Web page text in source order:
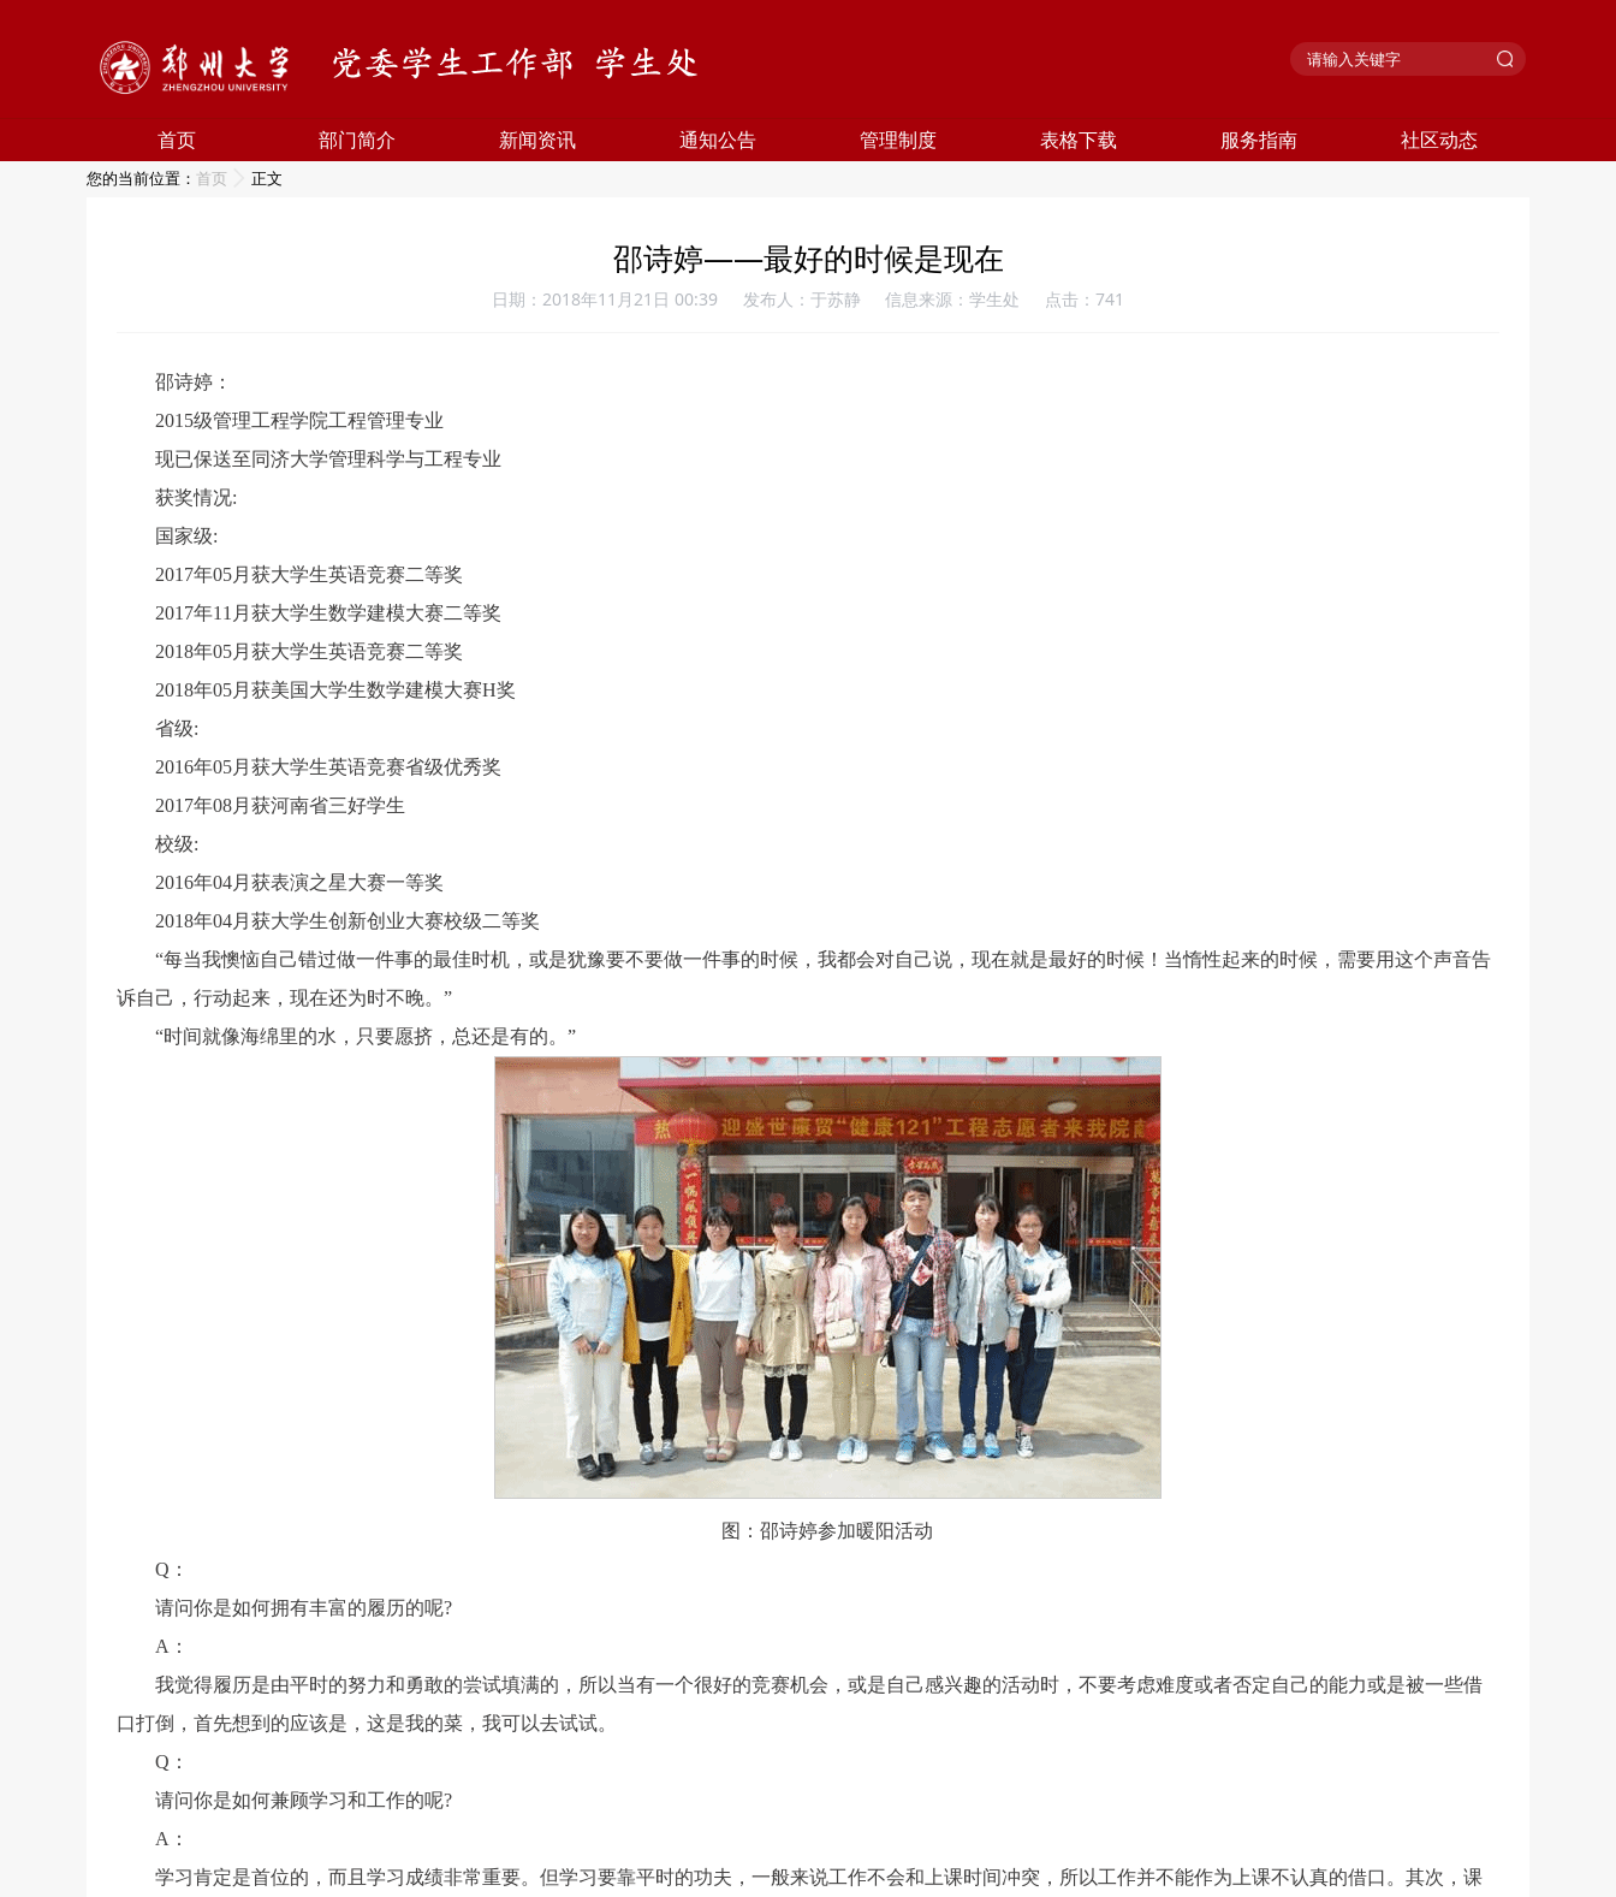
首页 部门简介 新闻资讯 通知公告 管理制度 表格下载 服务指南 社区动态
您的当前位置： 首页 正文
邵诗婷——最好的时候是现在
日期：2018年11月21日 00:39 发布人：于苏静 信息来源：学生处 点击：741
邵诗婷：
2015级管理工程学院工程管理专业
现已保送至同济大学管理科学与工程专业
获奖情况:
国家级:
2017年05月获大学生英语竞赛二等奖
2017年11月获大学生数学建模大赛二等奖
2018年05月获大学生英语竞赛二等奖
2018年05月获美国大学生数学建模大赛H奖
省级:
2016年05月获大学生英语竞赛省级优秀奖
2017年08月获河南省三好学生
校级:
2016年04月获表演之星大赛一等奖
2018年04月获大学生创新创业大赛校级二等奖
“每当我懊恼自己错过做一件事的最佳时机，或是犹豫要不要做一件事的时候，我都会对自己说，现在就是最好的时候！当惰性起来的时候，需要用这个声音告
诉自己，行动起来，现在还为时不晚。”
“时间就像海绵里的水，只要愿挤，总还是有的。”
图：邵诗婷参加暖阳活动
Q ：
请问你是如何拥有丰富的履历的呢?
A ：
我觉得履历是由平时的努力和勇敢的尝试填满的，所以当有一个很好的竞赛机会，或是自己感兴趣的活动时，不要考虑难度或者否定自己的能力或是被一些借
口打倒 ，首先想到的应该是，这是我的菜，我可以去试试。
Q ：
请问你是如何兼顾学习和工作的呢?
A ：
学习肯定是首位的，而且学习成绩非常重要。但学习要靠平时的功夫，一般来说工作不会和上课时间冲突，所以工作并不能作为上课不认真的借口。其次，课